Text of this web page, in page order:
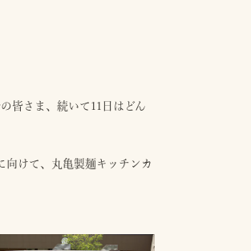
皆さま、続いて11日はどん
向けて、丸亀製麺キッチンカ